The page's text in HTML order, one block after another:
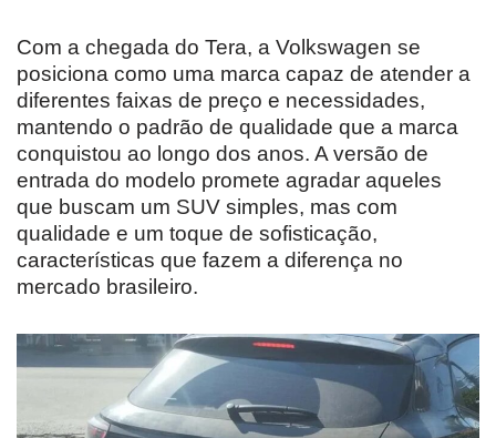
Com a chegada do Tera, a Volkswagen se
posiciona como uma marca capaz de atender a
diferentes faixas de preço e necessidades,
mantendo o padrão de qualidade que a marca
conquistou ao longo dos anos. A versão de
entrada do modelo promete agradar aqueles
que buscam um SUV simples, mas com
qualidade e um toque de sofisticação,
características que fazem a diferença no
mercado brasileiro.